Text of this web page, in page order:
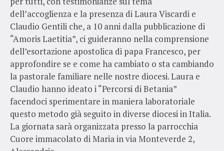
dell’accoglienza e la presenza di Laura Viscardi e
Claudio Gentili che, a 10 anni dalla pubblicazione di
“Amoris Laetitia”, ci guideranno nella comprensione
dell’esortazione apostolica di papa Francesco, per
approfondire se e come ha cambiato o sta cambiando
la pastorale familiare nelle nostre diocesi. Laura e
Claudio hanno ideato i “Percorsi di Betania”
facendoci sperimentare in maniera laboratoriale
questo metodo già seguito in diverse diocesi in Italia.
La giornata sarà organizzata presso la parrocchia
Cuore immacolato di Maria in via Monteverde 2,